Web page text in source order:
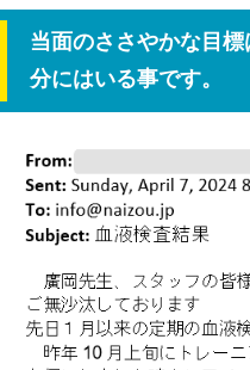
当面のささやかな目
分にはいる事です。